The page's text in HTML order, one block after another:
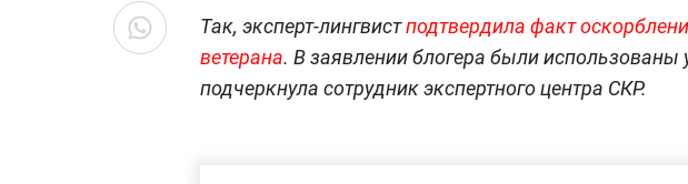
Так, эксперт-лингвистподтвердила факт
ветерана. В заявлении блогера были
подчеркнула сотрудник экспертного центра СКР.